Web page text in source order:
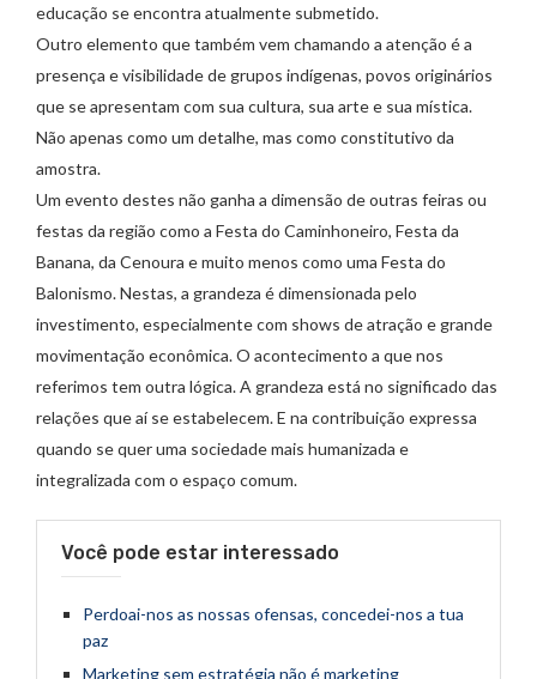
educação se encontra atualmente submetido.
Outro elemento que também vem chamando a atenção é a
presença e visibilidade de grupos indígenas, povos originários
que se apresentam com sua cultura, sua arte e sua mística.
Não apenas como um detalhe, mas como constitutivo da
amostra.
Um evento destes não ganha a dimensão de outras feiras ou
festas da região como a Festa do Caminhoneiro, Festa da
Banana, da Cenoura e muito menos como uma Festa do
Balonismo. Nestas, a grandeza é dimensionada pelo
investimento, especialmente com shows de atração e grande
movimentação econômica. O acontecimento a que nos
referimos tem outra lógica. A grandeza está no significado das
relações que aí se estabelecem. E na contribuição expressa
quando se quer uma sociedade mais humanizada e
integralizada com o espaço comum.
Você pode estar interessado
Perdoai-nos as nossas ofensas, concedei-nos a tua
paz
Marketing sem estratégia não é marketing